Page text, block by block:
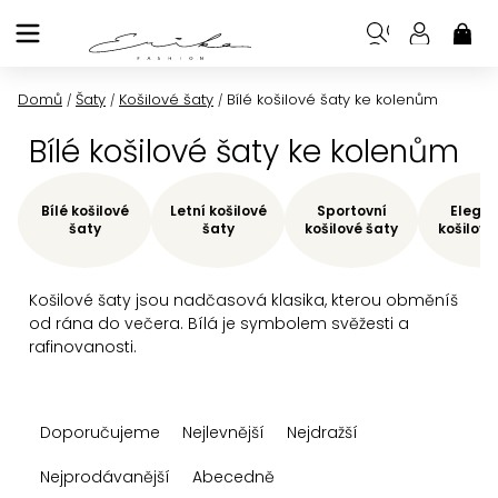
na
Domů / Šaty / Košilové šaty / Bílé košilové šaty ke kolenům
Bílé košilové šaty ke kolenům
Košilové šaty jsou nadčasová klasika, kterou obměníš
od rána do večera. Bílá je symbolem svěžesti a
rafinovanosti.
Bílé košilové
šaty
Letní košilové
šaty
Sportovní
košilové šaty
aDoporučujeme Nejlevnější
Nejdražší
Nejprodávanější
Abecedně